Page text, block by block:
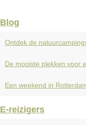
Blog
Ontdek de
De mooiste plekken voor
Een weekend in
E-reizigers